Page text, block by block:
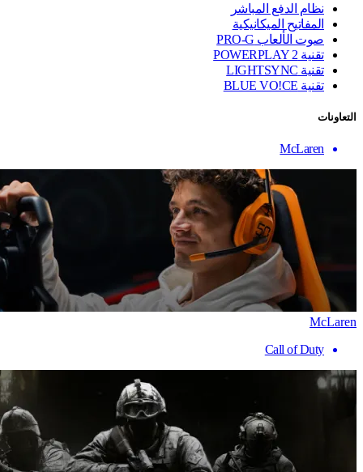
نظام الدفع المباشر
المفاتيح الميكانيكية
صوت الألعاب PRO-G
تقنية ‏POWERPLAY 2
تقنية LIGHTSYNC
تقنية BLUE VO!CE
التعاونات
McLaren
McLaren
Call of Duty